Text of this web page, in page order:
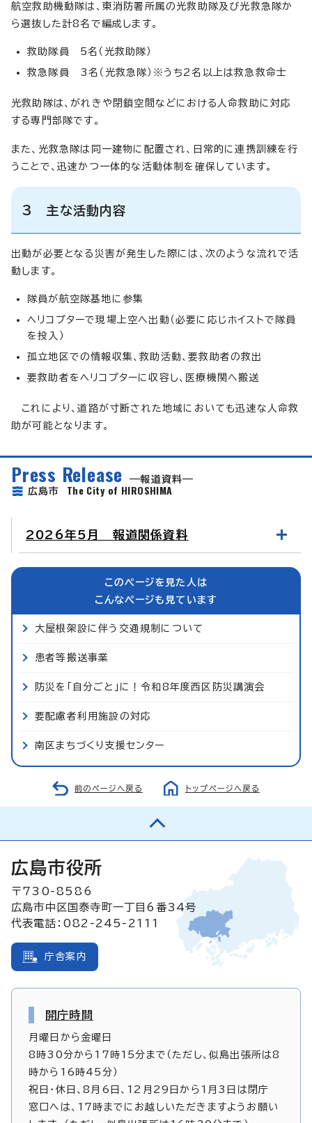
航空救助機動隊は、東消防署所属の光救助隊及び光救急隊か
ら選抜した計8名で編成します。
救助隊員 5名（光救助隊）
救急隊員 3名（光救急隊）※うち2名以上は救急救命士
光救助隊は、がれきや閉鎖空間などにおける人命救助に対応
する専門部隊です。
また、光救急隊は同一建物に配置され、日常的に連携訓練を行
うことで、迅速かつ一体的な活動体制を確保しています。
3 主な活動内容
出動が必要となる災害が発生した際には、次のような流れで活
動します。
隊員が航空隊基地に参集
ヘリコプターで現場上空へ出動（必要に応じホイストで隊員
を投入）
孤立地区での情報収集、救助活動、要救助者の救出
要救助者をヘリコプターに収容し、医療機関へ搬送
これにより、道路が寸断された地域においても迅速な人命救
助が可能となります。
Press Release
報道資料
広島市 The City of HIROSHIMA
2026年5月 報道関係資料
このページを見た人は
こんなページも見ています
大屋根架設に伴う交通規制について
患者等搬送事業
防災を「自分ごと」に！令和8年度西区防災講演会
要配慮者利用施設の対応
南区まちづくり支援センター
前のページへ戻る トップページへ戻る
広島市役所
〒730-8586
広島市中区国泰寺町一丁目6番34号
代表電話：082-245-2111
庁舎案内
開庁時間
月曜日から金曜日
8時30分から17時15分まで（ただし、似島出張所は8
時から16時45分）
祝日・休日、8月6日、12月29日から1月3日は閉庁
窓口へは、17時までにお越しいただきますようお願い